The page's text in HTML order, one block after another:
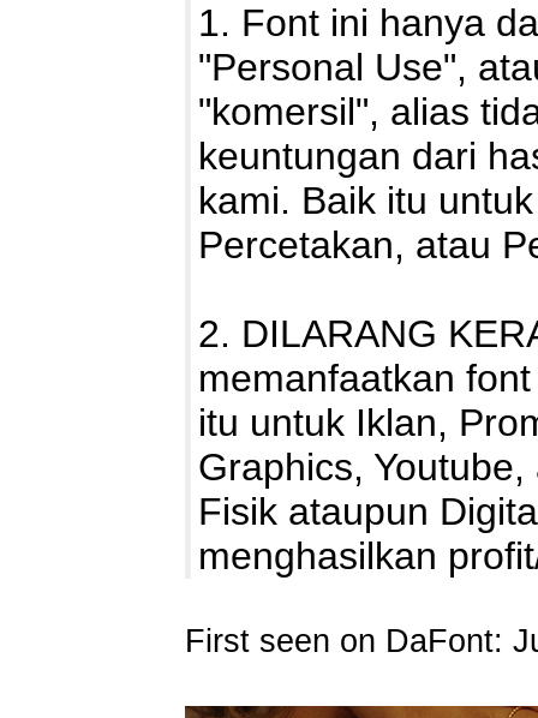
1. Font ini hanya
"Personal Use",
"komersil", alias
keuntungan dari
kami. Baik itu
Percetakan, atau
2. DILARANG
memanfaatkan
itu untuk Iklan,
Graphics,
Fisik ataupun
menghasilkan
First seen on DaFont: